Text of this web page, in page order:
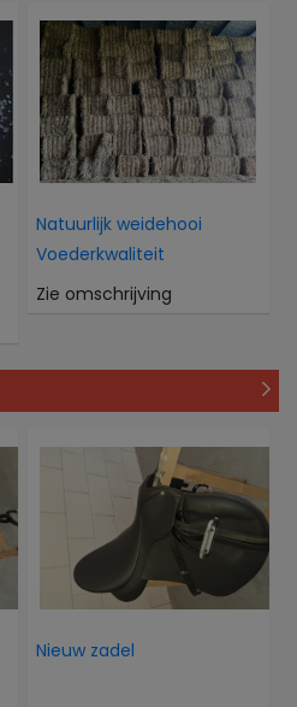
Natuurlijk weidehooi
Voederkwaliteit
Zie omschrijving
Nieuw zadel